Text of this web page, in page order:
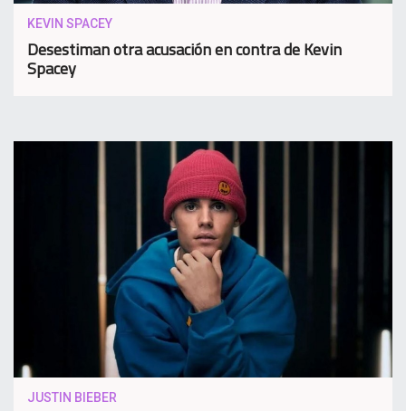
KEVIN SPACEY
Desestiman otra acusación en contra de Kevin
Spacey
JUSTIN BIEBER